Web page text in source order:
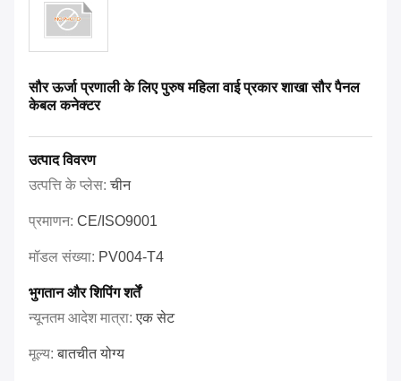
सौर ऊर्जा प्रणाली के लिए पुरुष महिला वाई प्रकार शाखा सौर पैनल
केबल कनेक्टर
उत्पाद विवरण
उत्पत्ति के प्लेस:चीन
प्रमाणन: CE/ISO9001
मॉडल संख्या: PV004-T4
भुगतान और शिपिंग शर्तें
न्यूनतम आदेश मात्रा:एक सेट
मूल्य:बातचीत योग्य